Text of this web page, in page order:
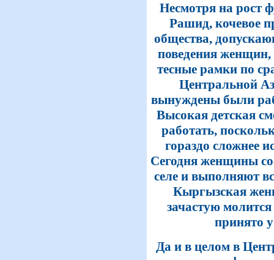
Несмотря на рост
Рашид, кочевое
общества,
поведения
тесные рамки по
Центральной
вынуждены были
Высокая детская
работать,
гораздо сложнее
Сегодня женщины
селе и выполняют
Кыргызская
зачастую
принято
Да и в целом в